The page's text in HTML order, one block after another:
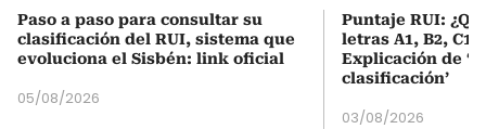
Paso a paso para consultar su
clasificación del RUI, sistema que
evoluciona el Sisbén: link oficial
05/08/2026
Puntaje RUI:
letras A1, B2, C1
Explicación de
clasificación’
03/08/2026